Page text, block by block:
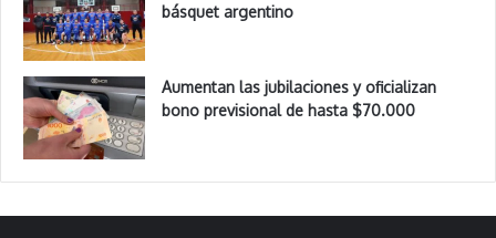
básquet argentino
Aumentan las jubilaciones y oficializan
bono previsional de hasta $70.000